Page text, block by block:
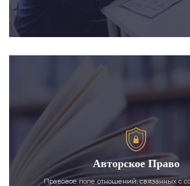
Авторское Право
Правовое поле отношений, связанных с